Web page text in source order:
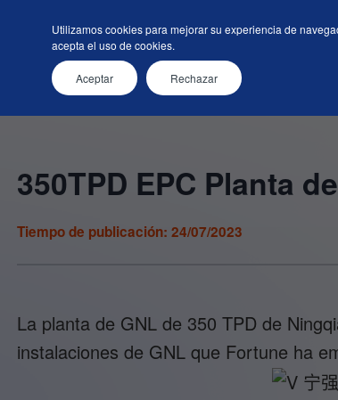
Sobre Nosotros Tecnologías Servicios
Utilizamos cookies para mejorar su experiencia de
acepta el uso de cookies.
Aceptar Rechazar
News & Events Detalles
350TPD EPC Planta
Tiempo de publicación: 24/07/2023
La planta de GNL de 350 TPD de
instalaciones de GNL que Fortune ha